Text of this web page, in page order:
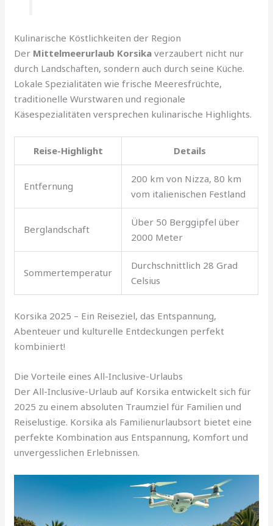
Kulinarische Köstlichkeiten der Region
Der Mittelmeerurlaub Korsika verzaubert nicht nur
durch Landschaften, sondern auch durch seine Küche.
Lokale Spezialitäten wie frische Meeresfrüchte,
traditionelle Wurstwaren und regionale
Käsespezialitäten versprechen kulinarische Highlights.
Reise-Highlight Details
Entfernung
200 km von Nizza, 80 km
vom italienischen Festland
Berglandschaft
Über 50 Berggipfel über
2000 Meter
Sommertemperatur
Durchschnittlich 28 Grad
Celsius
Korsika 2025 – Ein Reiseziel, das Entspannung,
Abenteuer und kulturelle Entdeckungen perfekt
kombiniert!
Die Vorteile eines All-Inclusive-Urlaubs
Der All-Inclusive-Urlaub auf Korsika entwickelt sich für
2025 zu einem absoluten Traumziel für Familien und
Reiselustige. Korsika als Familienurlaubsort bietet eine
perfekte Kombination aus Entspannung, Komfort und
unvergesslichen Erlebnissen.